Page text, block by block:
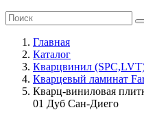
Главная
Каталог
Кварцвинил
Кварцевый ламинат
Кварц-виниловая
01 Дуб Сан-Диего